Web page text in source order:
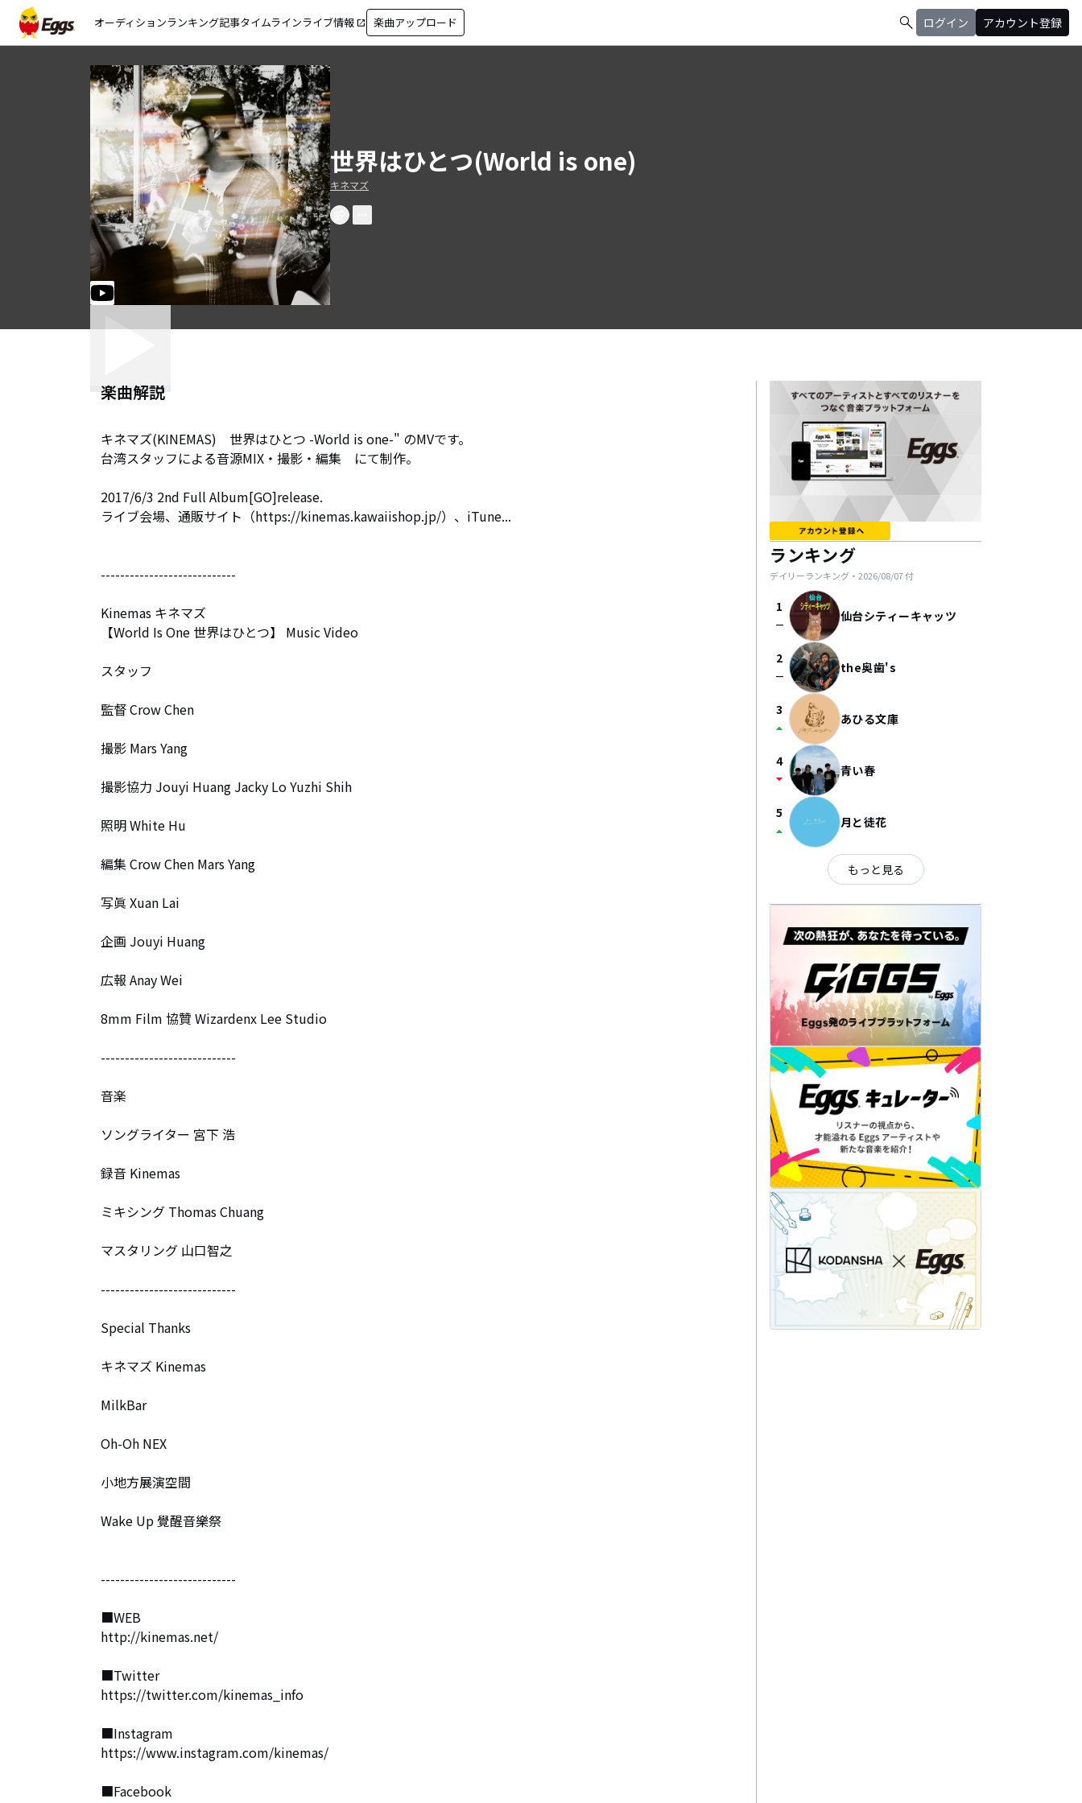
オーディションランキング記事タイムラインライブ情報 open_in_new 楽曲アップロード search ログイン アカウント登録
世界はひとつ(World is one)
キネマズ
楽曲解説
キネマズ(KINEMAS)　世界はひとつ -World is one-" のMVです。
台湾スタッフによる音源MIX・撮影・編集　にて制作。
2017/6/3 2nd Full Album[GO]release.
ライブ会場、通販サイト（https://kinemas.kawaiishop.jp/）、iTune...
----------------------------
Kinemas キネマズ
【World Is One 世界はひとつ】 Music Video
スタッフ
監督 Crow Chen
撮影 Mars Yang
撮影協力 Jouyi Huang Jacky Lo Yuzhi Shih
照明 White Hu
編集 Crow Chen Mars Yang
写眞 Xuan Lai
企画 Jouyi Huang
広報 Anay Wei
8mm Film 協贊 Wizardenx Lee Studio
----------------------------
音楽
ソングライター 宮下 浩
録音 Kinemas
ミキシング Thomas Chuang
マスタリング 山口智之
----------------------------
Special Thanks
キネマズ Kinemas
MilkBar
Oh-Oh NEX
小地方展演空間
Wake Up 覺醒音樂祭
----------------------------
■WEB
http://kinemas.net/
■Twitter
https://twitter.com/kinemas_info
■Instagram
https://www.instagram.com/kinemas/
■Facebook
ランキング
デイリーランキング・ 2026/08/07付
1
check_indeterminate_small 仙台シティーキャッツ
2
check_indeterminate_small the奥歯's
3
arrow_drop_up あひる文庫
4
arrow_drop_down 青い春
5
arrow_drop_up 月と徒花
もっと見る